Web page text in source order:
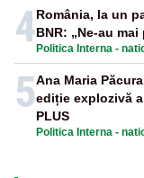
4 Politica Interna -
România, la un
BNR: „Ne-au
5
Politica Interna -
Ana Maria
ediție explozivă
PLUS